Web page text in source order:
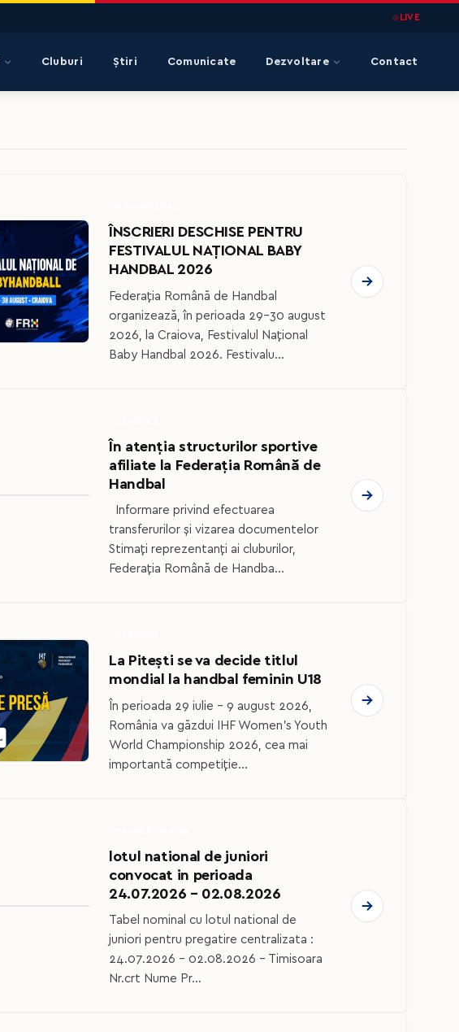
LIVE
Cluburi Știri Comunicate Dezvoltare Contact
ÎNSCRIERI DESCHISE PENTRU
FESTIVALUL NAȚIONAL BABY
HANDBAL 2026
Federația Română de Handbal
organizează, în perioada 29–30 august
2026, la Craiova, Festivalul Național
Baby Handbal 2026. Festivalu...
În atenția structurilor sportive
afiliate la Federația Română de
Handbal
Informare privind efectuarea
transferurilor și vizarea documentelor
Stimați reprezentanți ai cluburilor,
Federația Română de Handba...
La Pitești se va decide titlul
mondial la handbal feminin U18
În perioada 29 iulie – 9 august 2026,
România va găzdui IHF Women’s Youth
World Championship 2026, cea mai
importantă competiție...
lotul national de juniori
convocat in perioada
24.07.2026 – 02.08.2026
Tabel nominal cu lotul national de
juniori pentru pregatire centralizata :
24.07.2026 – 02.08.2026 – Timisoara
Nr.crt Nume Pr...